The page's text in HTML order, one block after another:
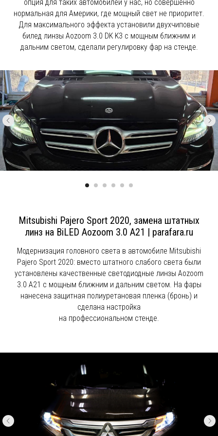
опция для таких автомобилей у нас, но совершенно
нормальная для Америки, где мощный свет не приоритет.
Для максимального эффекта установили двухчиповые
билед линзы Aozoom 3.0 DK K3 с мощным ближним и
дальним светом, сделали регулировку фар на стенде.
Mitsubishi Pajero Sport 2020, замена штатных
линз на BiLED Aozoom 3.0 A21 | parafara.ru
Модернизация головного света в автомобиле Mitsubishi
Pajero Sport 2020: вместо штатного слабого света были
установлены качественные светодиодные линзы Aozoom
3.0 A21 с мощным ближним и дальним светом. На фары
нанесена защитная полиуретановая пленка (бронь) и
сделана настройка
на профессиональном стенде.